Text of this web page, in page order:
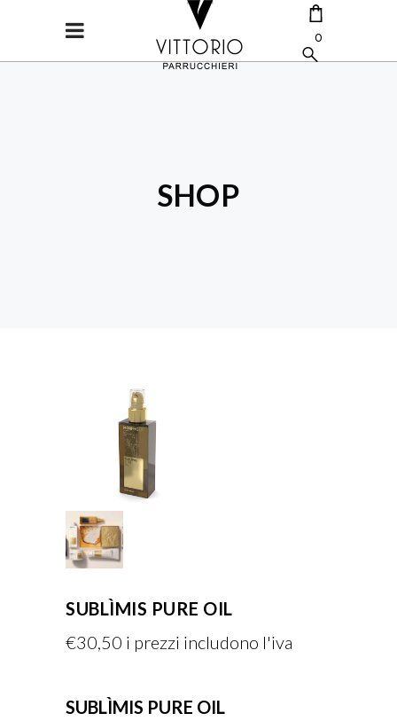
0
SHOP
SUBLÌMIS PURE OIL
€30,50 i prezzi includono l'iva
SUBLÌMIS PURE OIL